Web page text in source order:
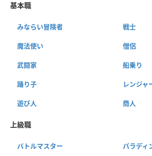
基本職
みならい冒険者 戦士
魔法使い 僧侶
武闘家 船乗り
踊り子 レンジャ
遊び人 商人
上級職
バトルマスター パラディ